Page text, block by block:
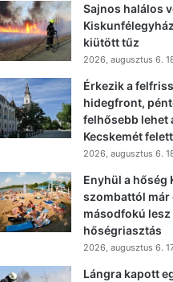
Sajnos halálos
kiütött tűz
2026, augusztus 6.
Érkezik a
hidegfront,
felhősebb lehet
Kecskemét felett
2026, augusztus 6.
Enyhül a hőség
szombattól már
másodfokú lesz
hőségriasztás
2026, augusztus 6.
Lángra kapott